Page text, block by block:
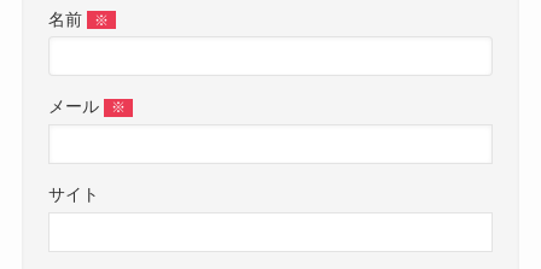
名前 ※
メール ※
サイト